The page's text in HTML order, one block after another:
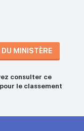
MINISTÈRE
consulter ce
le classement